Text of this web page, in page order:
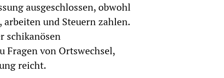
ausgeschlossen, obwohl
arbeiten und Steuern zahlen.
schikanösen
von Ortswechsel,
reicht.